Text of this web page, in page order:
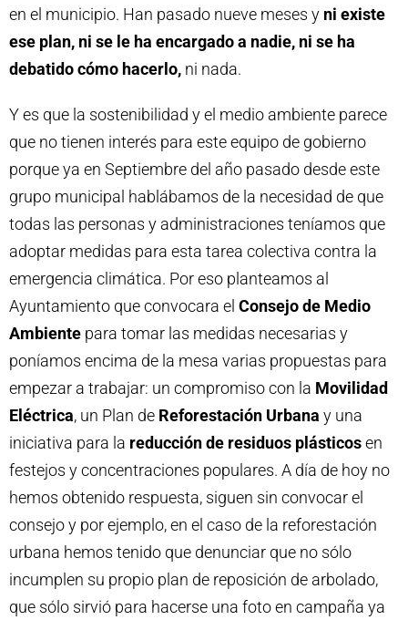
en el municipio. Han pasado nueve meses y ni existe
ese plan, ni se le ha encargado a nadie, ni se ha
debatido cómo hacerlo, ni nada.
Y es que la sostenibilidad y el medio ambiente parece
que no tienen interés para este equipo de gobierno
porque ya en Septiembre del año pasado desde este
grupo municipal hablábamos de la necesidad de que
todas las personas y administraciones teníamos que
adoptar medidas para esta tarea colectiva contra la
emergencia climática. Por eso planteamos al
Ayuntamiento que convocara el Consejo de Medio
Ambiente para tomar las medidas necesarias y
poníamos encima de la mesa varias propuestas para
empezar a trabajar: un compromiso con la Movilidad
Eléctrica, un Plan de Reforestación Urbana y una
iniciativa para la reducción de residuos plásticosen
festejos y concentraciones populares. A día de hoy no
hemos obtenido respuesta, siguen sin convocar el
consejo y por ejemplo, en el caso de la reforestación
urbana hemos tenido que denunciar que no sólo
incumplen su propio plan de reposición de arbolado,
que sólo sirvió para hacerse una foto en campaña ya